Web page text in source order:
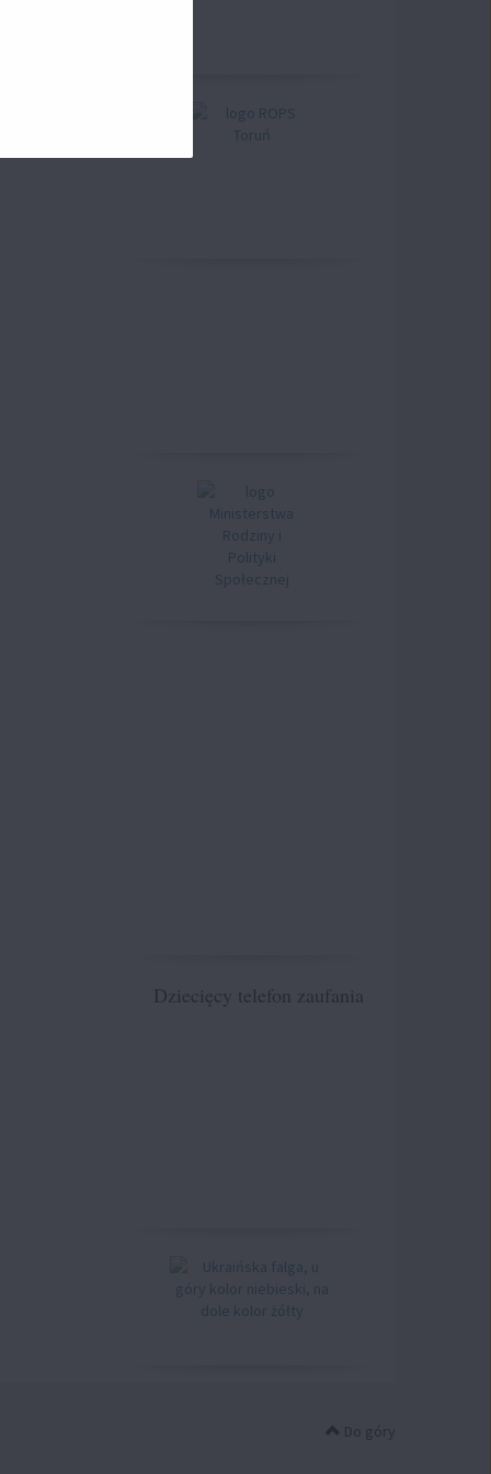
Dziecięcy telefon zaufania
Do góry